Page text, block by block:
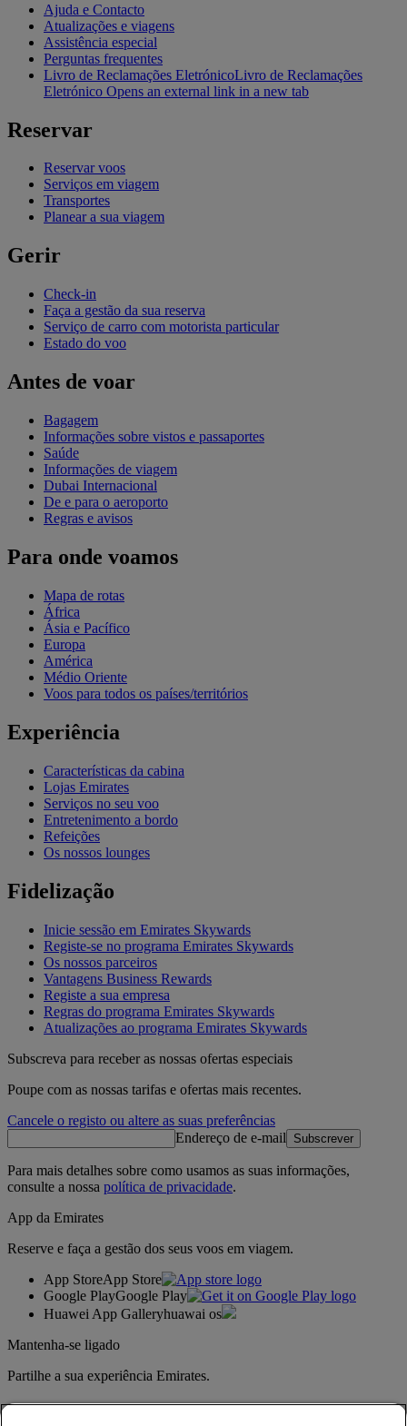
Ajuda e Contacto
Atualizações e viagens
Assistência especial
Perguntas frequentes
Livro de Reclamações EletrónicoLivro de Reclamações
Eletrónico Opens an external link in a new tab
Reservar
Reservar voos
Serviços em viagem
Transportes
Planear a sua viagem
Gerir
Check-in
Faça a gestão da sua reserva
Serviço de carro com motorista particular
Estado do voo
Antes de voar
Bagagem
Informações sobre vistos e passaportes
Saúde
Informações de viagem
Dubai Internacional
De e para o aeroporto
Regras e avisos
Para onde voamos
Mapa de rotas
África
Ásia e Pacífico
Europa
América
Médio Oriente
Voos para todos os países/territórios
Experiência
Características da cabina
Lojas Emirates
Serviços no seu voo
Entretenimento a bordo
Refeições
Os nossos lounges
Fidelização
Inicie sessão em Emirates Skywards
Registe-se no programa Emirates Skywards
Os nossos parceiros
Vantagens Business Rewards
Registe a sua empresa
Regras do programa Emirates Skywards
Atualizações ao programa Emirates Skywards
Subscreva para receber as nossas ofertas especiais
Poupe com as nossas tarifas e ofertas mais recentes.
Cancele o registo ou altere as suas preferências
Endereço de e-mail
Subscrever
Para mais detalhes sobre como usamos as suas informações,
consulte a nossa política de privacidade.
App da Emirates
Reserve e faça a gestão dos seus voos em viagem.
App StoreApp Store
Google PlayGoogle Play
Huawei App Galleryhuawai os
Mantenha-se ligado
Partilhe a sua experiência Emirates.